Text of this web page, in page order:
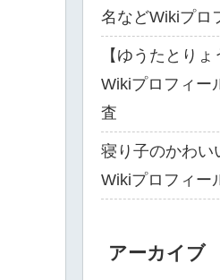
名などWikiプロ
【ゆうたとり
Wikiプロフィー
査
寝り子のかわい
Wikiプロフィー
アーカイブ